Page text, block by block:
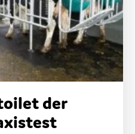
der